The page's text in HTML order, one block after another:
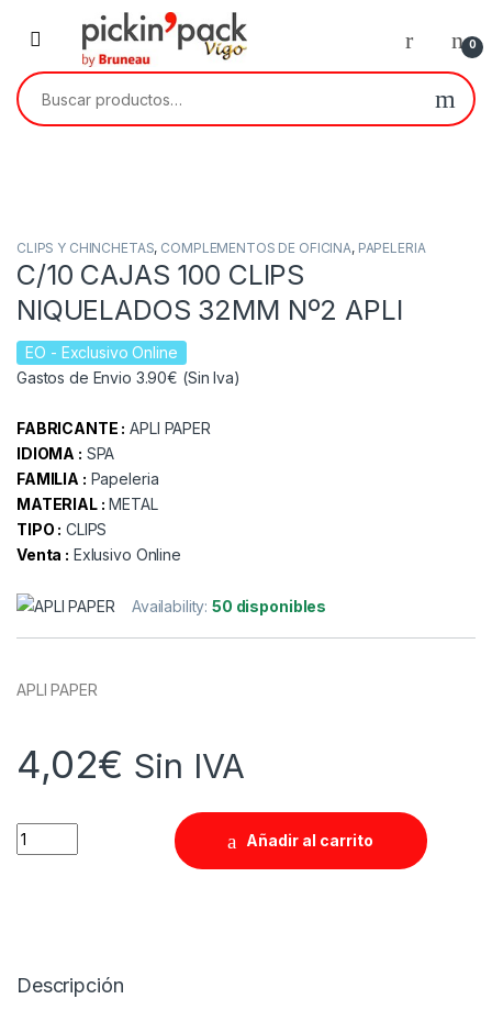
Skip to navigation
Skip to content
0
Buscar por:
CLIPS Y CHINCHETAS, COMPLEMENTOS DE OFICINA, PAPELERIA
C/10 CAJAS 100 CLIPS
NIQUELADOS 32MM Nº2 APLI
EO - Exclusivo Online
Gastos de Envio 3.90€ (Sin Iva)
FABRICANTE : APLI PAPER
IDIOMA : SPA
FAMILIA : Papeleria
MATERIAL : METAL
TIPO : CLIPS
Venta : Exlusivo Online
Availability:50 disponibles
APLI PAPER
4,02€ Sin IVA
Quantity
Añadir al carrito
Descripción